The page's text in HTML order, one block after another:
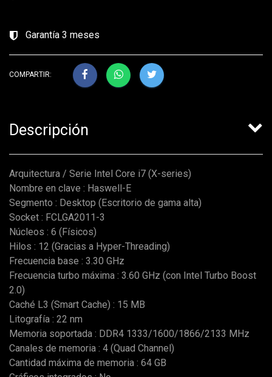
Garantía 3 meses
COMPARTIR:
Descripción
Arquitectura / Serie Intel Core i7 (X-series)
Nombre en clave : Haswell-E
Segmento : Desktop (Escritorio de gama alta)
Socket : FCLGA2011-3
Núcleos : 6 (Físicos)
Hilos : 12 (Gracias a Hyper-Threading)
Frecuencia base : 3.30 GHz
Frecuencia turbo máxima : 3.60 GHz (con Intel Turbo Boost
2.0)
Caché L3 (Smart Cache) : 15 MB
Litografía : 22 nm
Memoria soportada : DDR4 1333/1600/1866/2133 MHz
Canales de memoria : 4 (Quad Channel)
Cantidad máxima de memoria : 64 GB